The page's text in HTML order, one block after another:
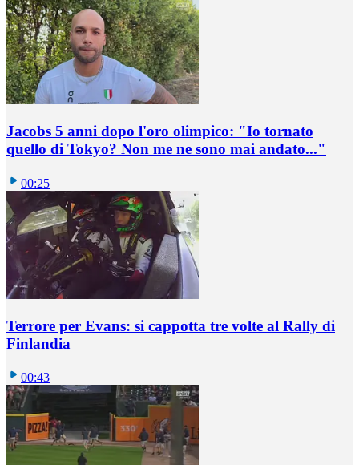
Jacobs 5 anni dopo l'oro olimpico: "Io tornato
quello di Tokyo? Non me ne sono mai andato..."
00:25
Terrore per Evans: si cappotta tre volte al Rally di
Finlandia
00:43